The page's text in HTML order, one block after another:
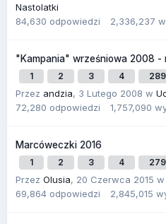
Nastolatki
84,630 odpowiedzi 2,336,237
"Kampania" wrześniowa 2008 -
1 2 3 4
Przez andzia, 3 Lutego 2008 w
72,280 odpowiedzi 1,757,090
Marcóweczki 2016
1 2 3 4
Przez Olusia, 20 Czerwca 2015 w
69,864 odpowiedzi 2,845,015